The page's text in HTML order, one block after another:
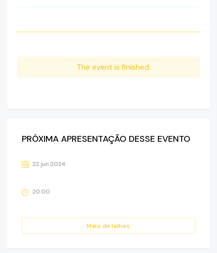
The event is finished.
PRÓXIMA APRESENTAÇÃO DESSE EVENTO
Mais detalhes
22 jun 2024
20:00